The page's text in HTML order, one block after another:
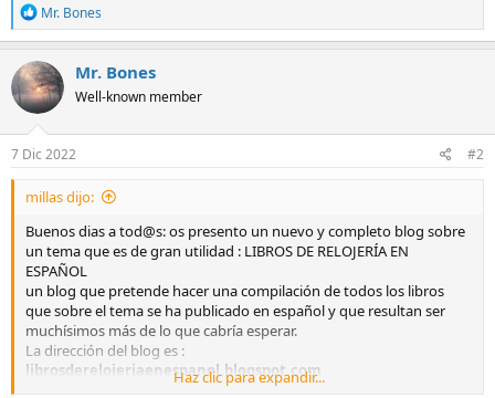
R
e
a
c
t
i
o
n
s
Mr. Bones
Mr. Bones
Well-known member
7 Dic 2022 #2
millas dijo:
Buenos dias a tod@s: os presento un nuevo y completo blog sobre
un tema que es de gran utilidad : LIBROS DE RELOJERÍA EN
ESPAÑOL
un blog que pretende hacer una compilación de todos los libros
que sobre el tema se ha publicado en español y que resultan ser
muchísimos más de lo que cabría esperar.
La dirección del blog es :
librosderelojeriaenespanol.blogspot.com
Espero que os resulte útil e interesante. Saludos
Haz clic para expandir...